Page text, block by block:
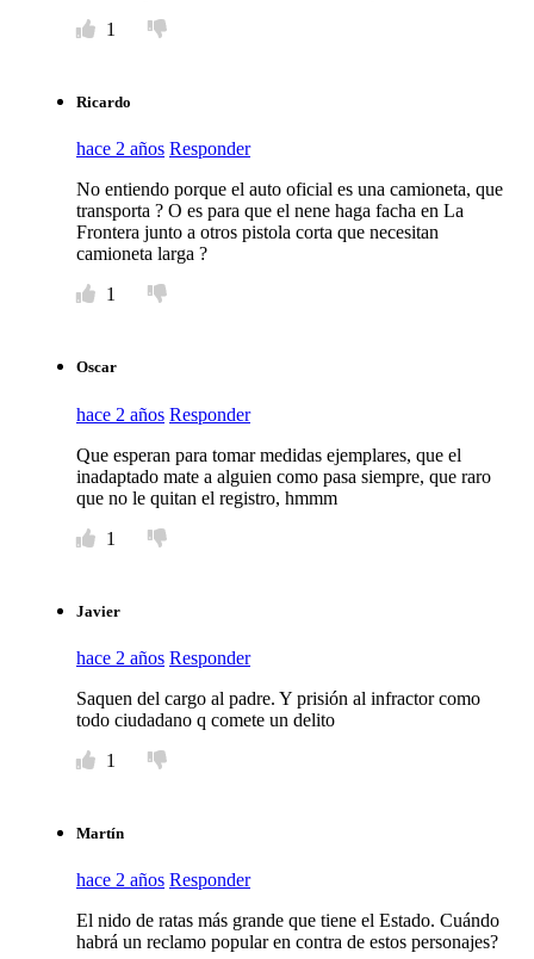
1
Ricardo
hace 2 años Responder
No entiendo porque el auto oficial es una camioneta, que
transporta ? O es para que el nene haga facha en La
Frontera junto a otros pistola corta que necesitan
camioneta larga ?
1
Oscar
hace 2 años Responder
Que esperan para tomar medidas ejemplares, que el
inadaptado mate a alguien como pasa siempre, que raro
que no le quitan el registro, hmmm
1
Javier
hace 2 años Responder
Saquen del cargo al padre. Y prisión al infractor como
todo ciudadano q comete un delito
1
Martín
hace 2 años Responder
El nido de ratas más grande que tiene el Estado. Cuándo
habrá un reclamo popular en contra de estos personajes?